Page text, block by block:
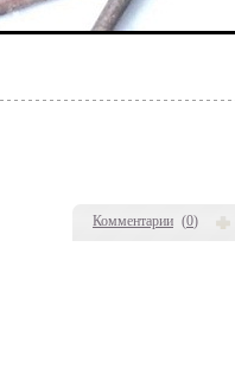
Комментарии (0)